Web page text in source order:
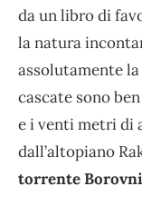
da un libro di
la natura
assolutamente la
cascate sono
e i venti metri di
dall’altopiano
torrente